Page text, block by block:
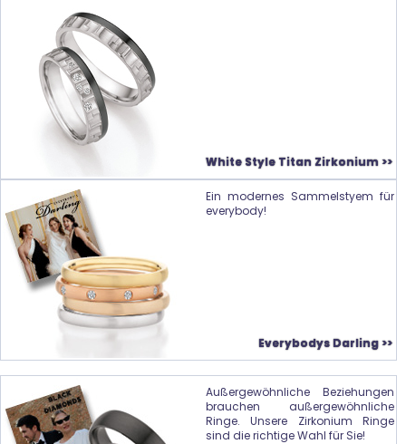
White Style Titan Zirkonium >>
Ein modernes Sammelstyem für
everybody!
Everybodys Darling >>
Außergewöhnliche Beziehungen
brauchen außergewöhnliche
Ringe. Unsere Zirkonium Ringe
sind die richtige Wahl für Sie!